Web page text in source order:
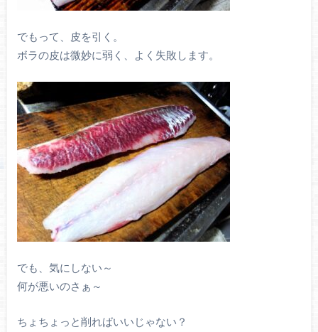
でもって、皮を引く。
ボラの皮は微妙に弱く、よく失敗します。
でも、気にしない～
何が悪いのさぁ～
ちょちょっと削ればいいじゃない？